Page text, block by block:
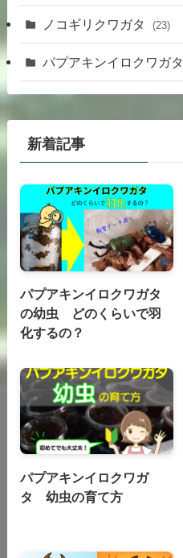
ノコギリクワガタ (23)
パプアキンイロクワガタ
新着記事
パプアキンイロクワガタ
の幼虫 どのくらいで羽
化するの？
パプアキンイロクワガ
タ 幼虫の育て方